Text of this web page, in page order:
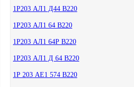
1Р203 АЛ1 Д44 В220
1Р203 АЛ1 64 В220
1Р203 АЛ1 64Р В220
1Р203 АЛ1 Д 64 В220
1Р 203 АЕ1 574 В220